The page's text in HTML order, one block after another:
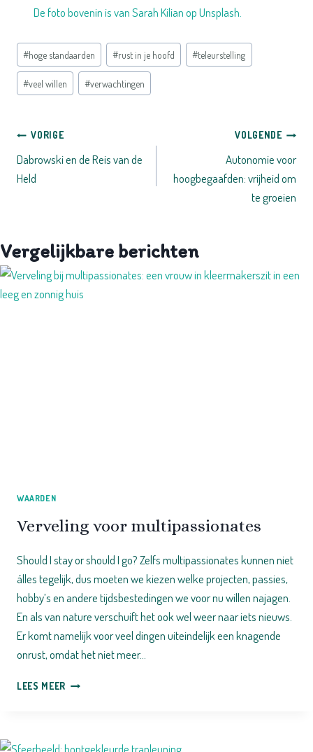
De foto bovenin is vanSarah KilianopUnsplash.
Bericht
tags:
#hoge standaarden #rust in je hoofd #teleurstelling
#veel willen #verwachtingen
Bericht
navigatie
VORIGE
Dabrowski en de Reis van de
Held
VOLGENDE
Autonomie voor
hoogbegaafden: vrijheid om
te groeien
Vergelijkbare berichten
WAARDEN
Verveling voor multipassionates
Should I stay or should I go? Zelfs multipassionates kunnen niet
álles tegelijk, dus moeten we kiezen welke projecten, passies,
hobby’s en andere tijdsbestedingen we voor nu willen najagen.
En als van nature verschuift het ook wel weer naar iets nieuws.
Er komt namelijk voor veel dingen uiteindelijk een knagende
onrust, omdat het niet meer…
LEES MEER VERVELING